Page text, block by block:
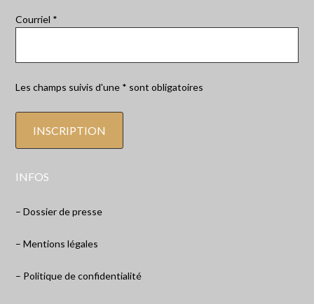
Courriel *
Les champs suivis d'une * sont obligatoires
INFOS
– Dossier de presse
– Mentions légales
– Politique de confidentialité